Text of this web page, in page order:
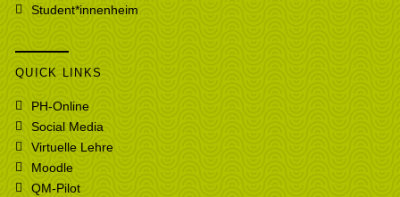
Student*innenheim
QUICK LINKS
PH-Online
Social Media
Virtuelle Lehre
Moodle
QM-Pilot